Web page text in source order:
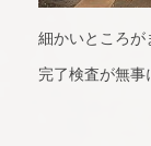
細かいところが
完了検査が無事